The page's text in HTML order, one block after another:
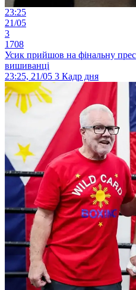
23:25
21/05
3
1708
Усик прийшов на фінальну
вишиванці
23:25, 21/05 3 Кадр дня